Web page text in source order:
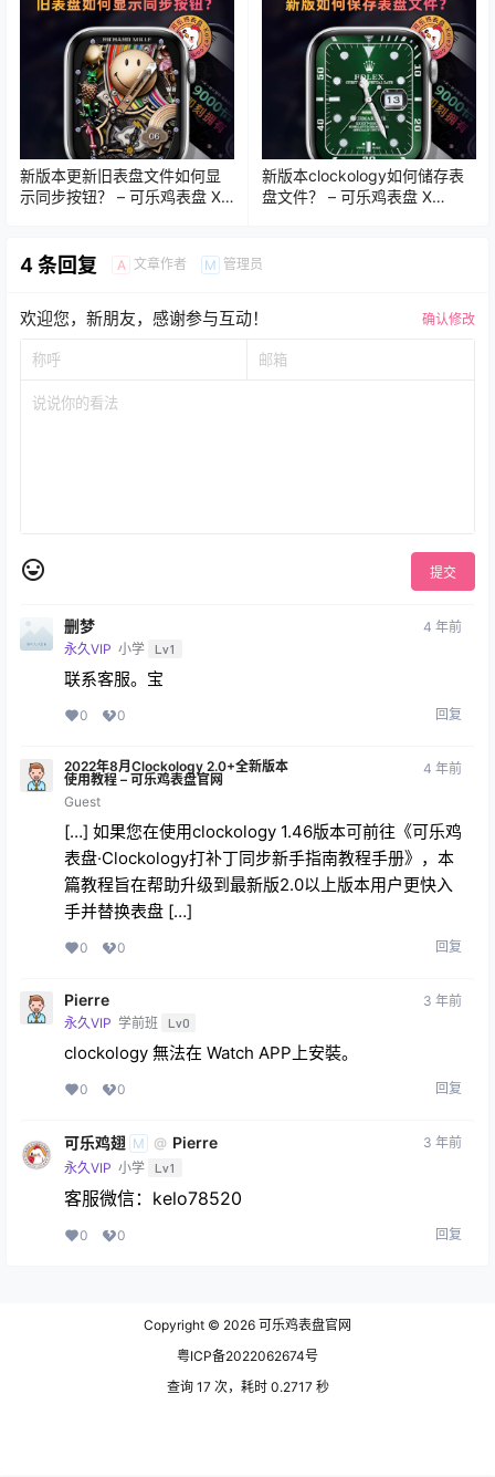
新版本更新旧表盘文件如何显
示同步按钮？ – 可乐鸡表盘 X
新版本clockology如何储存表
盘文件？ – 可乐鸡表盘 X
4 条回复 A 文章作者 M 管理员
欢迎您，新朋友，感谢参与互动！ 确认修改
提交
删梦
永久VIP 小学 Lv1
4 年前
联系客服。宝
0 0 回复
2022年8月Clockology 2.0+全新版本
使用教程 – 可乐鸡表盘官网
Guest
4 年前
[…] 如果您在使用clockology 1.46版本可前往《可乐鸡
表盘·Clockology打补丁同步新手指南教程手册》，本
篇教程旨在帮助升级到最新版2.0以上版本用户更快入
手并替换表盘 […]
0 0 回复
Pierre
永久VIP 学前班 Lv0
3 年前
clockology 無法在 Watch APP上安裝。
0 0 回复
可乐鸡翅 M @ Pierre
永久VIP 小学 Lv1
3 年前
客服微信：kelo78520
0 0 回复
Copyright © 2026 可乐鸡表盘官网
粤ICP备2022062674号
查询 17 次，耗时 0.2717 秒